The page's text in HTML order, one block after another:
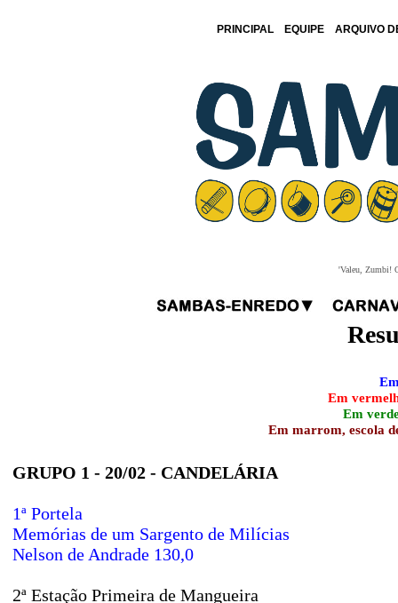
PRINCIPAL EQUIPE ARQUIVO
'Valeu, Zumbi!
Em
Em
Em marrom, escola
GRUPO 1 - 20/02 - CANDELÁRIA
1ª Portela
Memórias de um Sargento de Milícias
Nelson de Andrade 130,0
2ª Estação Primeira de Mangueira